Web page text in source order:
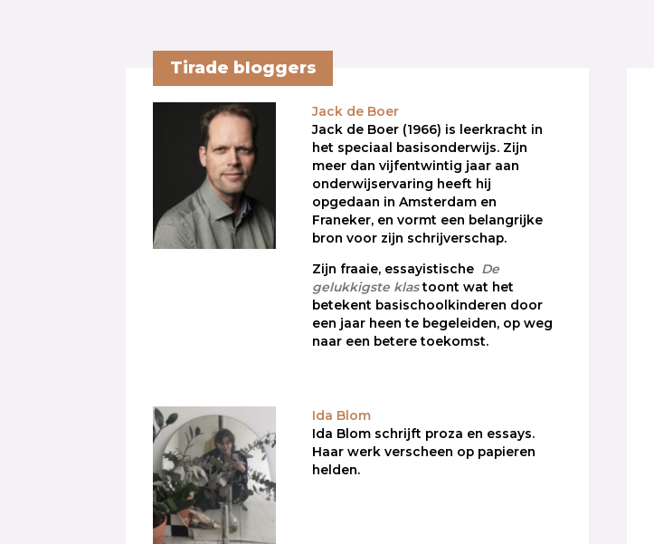
Tirade bloggers
Jack de Boer
Jack de Boer (1966) is leerkracht in
het speciaal basisonderwijs. Zijn
meer dan vijfentwintig jaar aan
onderwijservaring heeft hij
opgedaan in Amsterdam en
Franeker, en vormt een belangrijke
bron voor zijn schrijverschap.
Zijn fraaie, essayistische De
gelukkigste klastoont wat het
betekent basischoolkinderen door
een jaar heen te begeleiden, op weg
naar een betere toekomst.
Ida Blom
Ida Blom schrijft proza en essays.
Haar werk verscheen op papieren
helden.